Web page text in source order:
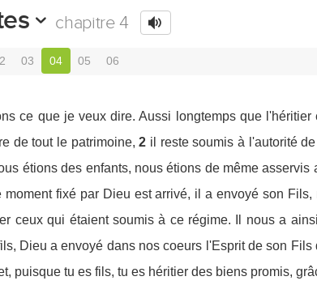
chapitre 4
03 04 05 06
ce que je veux dire. Aussi longtemps que
de tout le patrimoine, 2 il reste soumis à l'autorité
étions des enfants, nous étions de même
moment fixé par Dieu est arrivé, il a envoyé son
ceux qui étaient soumis à ce régime. Il nous a
Dieu a envoyé dans nos coeurs l'Esprit de son
puisque tu es fils, tu es héritier des biens promis,